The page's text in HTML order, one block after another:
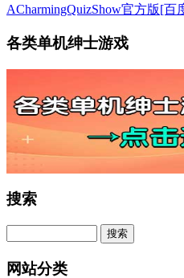
ACharmingQuizShow官方版[百
各类单机绅士游戏
搜索
网站分类